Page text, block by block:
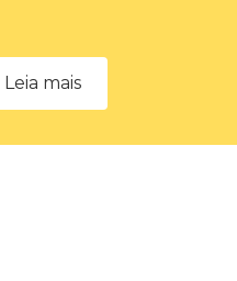
Leia mais